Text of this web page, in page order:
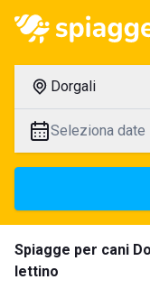
Dorgali
Seleziona date
Spiagge per cani
lettino